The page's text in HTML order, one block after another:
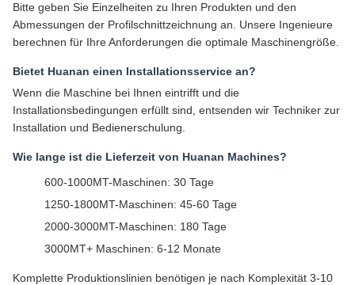
Bitte geben Sie Einzelheiten zu Ihren Produkten und den
Abmessungen der Profilschnittzeichnung an. Unsere Ingenieure
berechnen für Ihre Anforderungen die optimale Maschinengröße.
Bietet Huanan einen Installationsservice an?
Wenn die Maschine bei Ihnen eintrifft und die
Installationsbedingungen erfüllt sind, entsenden wir Techniker zur
Installation und Bedienerschulung.
Wie lange ist die Lieferzeit von Huanan Machines?
600-1000MT-Maschinen: 30 Tage
1250-1800MT-Maschinen: 45-60 Tage
2000-3000MT-Maschinen: 180 Tage
3000MT+ Maschinen: 6-12 Monate
Komplette Produktionslinien benötigen je nach Komplexität 3-10